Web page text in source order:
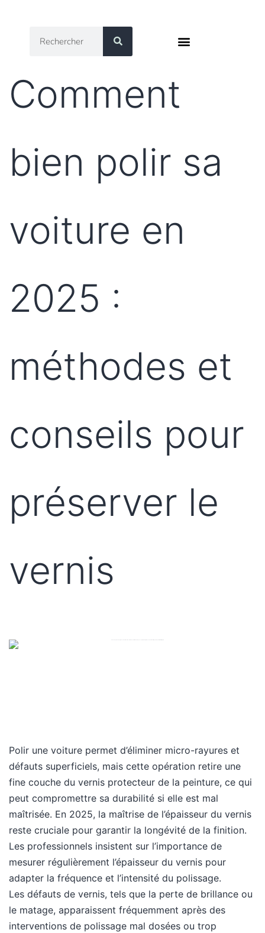
Comment
bien polir sa
voiture en
2025 :
méthodes et
conseils pour
préserver le
vernis
Polir une voiture permet d’éliminer micro-rayures et
défauts superficiels, mais cette opération retire une
fine couche du vernis protecteur de la peinture, ce qui
peut compromettre sa durabilité si elle est mal
maîtrisée. En 2025, la maîtrise de l’épaisseur du vernis
reste cruciale pour garantir la longévité de la finition.
Les professionnels insistent sur l’importance de
mesurer régulièrement l’épaisseur du vernis pour
adapter la fréquence et l’intensité du polissage.
Les défauts de vernis, tels que la perte de brillance ou
le matage, apparaissent fréquemment après des
interventions de polissage mal dosées ou trop